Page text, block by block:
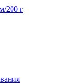
200 г